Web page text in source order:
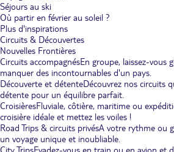
Séjours au ski
Où partir en février au soleil ?
Plus d'inspirations
Circuits & Découvertes
Nouvelles Frontières
Circuits accompagnésEn groupe, laissez-vous
manquer des incontournables d'un pays.
Découverte et détenteDécouvrez nos circuits
détente pour un équilibre parfait.
CroisièresFluviale, côtière, maritime ou
croisière idéale et mettez les voiles !
Road Trips & circuits privésA votre rythme ou
un voyage unique et inoubliable.